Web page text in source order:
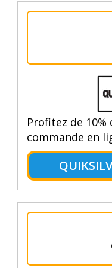
Profitez de
commande en